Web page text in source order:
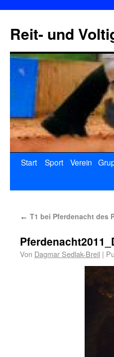
Reit- und
Start Sport Verein
← T1 bei Pferdenacht des
Von Dagmar Sedlak-Breil |